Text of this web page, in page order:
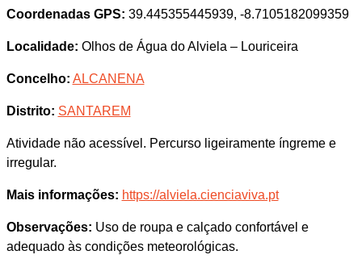
Coordenadas GPS: 39.445355445939, -8.7105182099359
Localidade: Olhos de Água do Alviela – Louriceira
Concelho: ALCANENA
Distrito: SANTAREM
Atividade não acessível. Percurso ligeiramente íngreme e
irregular.
Mais informações: https://alviela.cienciaviva.pt
Observações: Uso de roupa e calçado confortável e
adequado às condições meteorológicas.